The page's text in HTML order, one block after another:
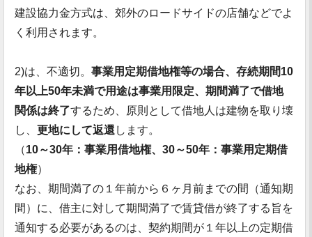
建設協力金方式は、郊外のロードサイドの店舗などでよ
く利用されます。
2)は、不適切。 事業用定期借地権等の場合、存続期間10
年以上50年未満で用途は事業用限定、期間満了で借地
関係は終了するため、原則として借地人は建物を取り壊
し、 更地にして返還 します。
（10～30年：事業用借地権、30～50年：事業用定期借
地権）
なお、期間満了の１年前から６ヶ月前までの間（通知期
間）に、借主に対して期間満了で賃貸借が終了する旨を
通知する必要があるのは、契約期間が１年以上の定期借